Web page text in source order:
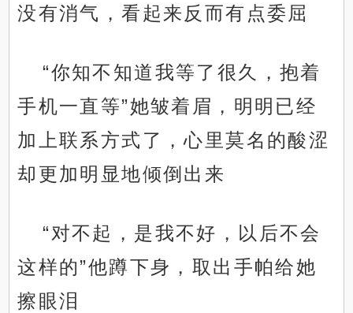
没有消气，看起来反而有点委屈
“你知不知道我等了很久，抱着
手机一直等”她皱着眉，明明已经
加上联系方式了，心里莫名的酸涩
却更加明显地倾倒出来
“对不起，是我不好，以后不会
这样的”他蹲下身，取出手帕给她
擦眼泪